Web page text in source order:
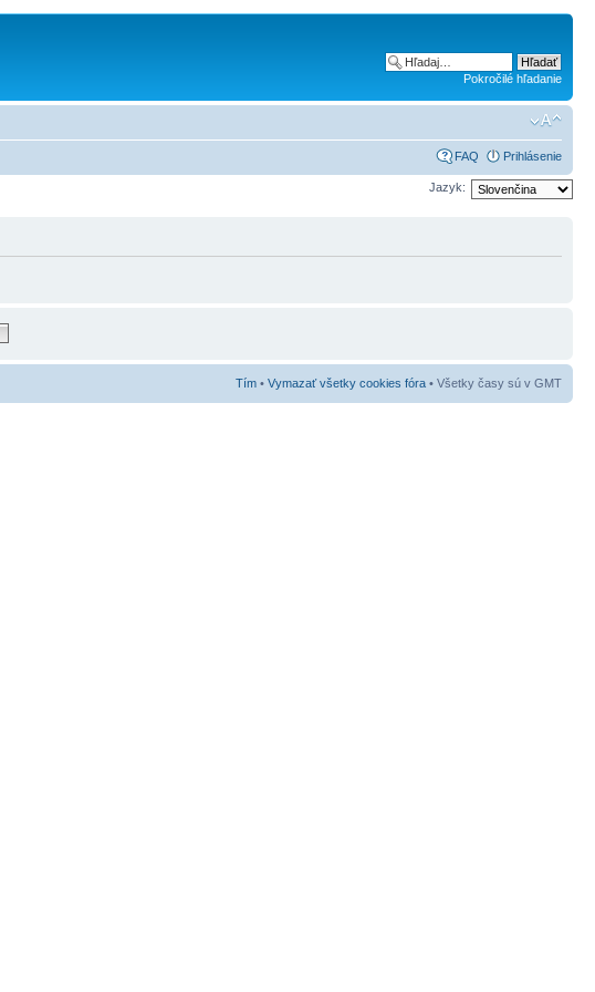
Pokročilé hľadanie
FAQ Prihlásenie
Jazyk:
Tím • Vymazať všetky cookies fóra • Všetky časy sú v GMT